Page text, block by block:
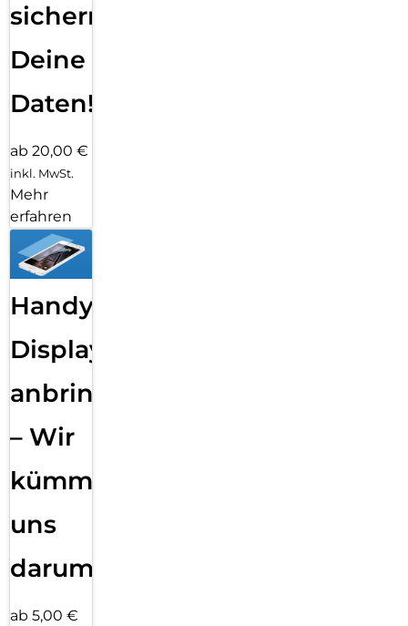
sichern
Deine
Daten!
ab 20,00 €
inkl. MwSt.
Mehr
erfahren
Handy
Displayfolie
anbringen
– Wir
kümmern
uns
darum!
ab 5,00 €